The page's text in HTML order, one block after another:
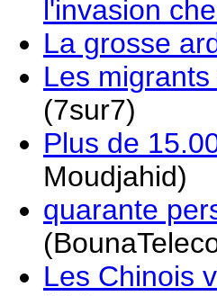
l'invasion
La grosse
Les
(7sur7)
Plus de
Moudjahid)
quarante
Les Chinois